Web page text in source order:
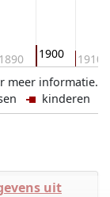
1890 1900 1910
meer informatie.
kinderen
uit